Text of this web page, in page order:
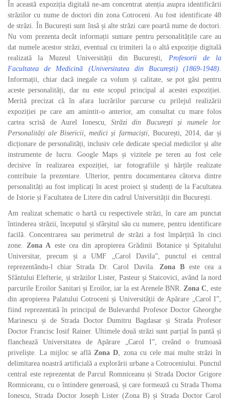
În această expoziția digitală ne-am concentrat atenția asupra identificării
străzilor cu nume de doctori din zona Cotroceni. Au fost identificate 48
de străzi. În București sunt însă și alte străzi care poartă nume de doctori.
Nu vom prezenta decât informații sumare pentru personalitățile care au
dat numele acestor străzi, eventual cu trimiteri la o altă expoziție digitală
realizată la Muzeul Universității din București,Profesorii de la
Facultatea de Medicină (Universitatea din București) (1869-1948).
Informații, chiar dacă inegale ca volum și calitate, se pot găsi pentru
aceste personalități, dar nu este scopul principal al acestei expoziției.
Merită precizat că în afara lucrărilor parcurse cu prilejul realizării
expoziției pe care am amintit-o anterior, am consultat cu mare folos
cartea scrisă de Aurel Ionescu, Străzi din București și numele lor.
Personalități ale Bisericii, medici și farmaciști, București, 2014, dar și
dicționare de personalități, inclusiv cele dedicate special medicilor și alte
instrumente de lucru. Google Maps și vizitele pe teren au fost cele
decisive în realizarea expoziției, iar fotografiile și hărțile realizate
contribuie la prezentare. Ulterior, pentru documentarea câtorva dintre
personalități au fost implicați în acest proiect și studenți de la Facultatea
de Istorie și Facultatea de Litere din cadrul Universității din București.
Am realizat schematic o hartă cu respectivele străzi, în care am punctat
întinderea străzii, începutul și sfârșitul său cu numere, pentru identificare
facilă. Concentrarea sau perimetrul de străzi a fost împărțită în cinci
zone.Zona A este cea din apropierea Grădinii Botanice și Spitalului
Universitar, precum și a UMF „Carol Davila”, punctul ei central
reprezentându-l chiar Strada Dr. Carol Davila. Zona Beste cea a
Sfântului Elefterie, și străzilor Lister, Pasteur și Staicovici, având la nord
parcurile Eroilor Sanitari și Eroilor, iar la est Arenele BNR. Zona C, este
din apropierea Palatului Cotroceni și Universității de Apărare „Carol I”,
fiind reprezentată în principal de Bulevardul Profesor Doctor Gheorghe
Marinescu și de Strada Doctor Dumitru Bagdasar și Strada Profesor
Doctor Francisc Iosif Rainer. Ultimele două străzi sunt parțial în pantă și
flanchează Universitatea de Apărare „Carol I”, creând o frumoasă
priveliște. La mijloc se aflăZona D, zona cu cele mai multe străzi în
delimitarea noastră artificială a explorării urbane a Cotroceniului. Punctul
central este reprezentat de Parcul Romniceanu și Strada Doctor Grigore
Romniceanu, cu o întindere generoasă, și care formează cu Strada Thoma
Ionescu, Strada Doctor Joseph Lister (Zona B) și Strada Doctor Carol